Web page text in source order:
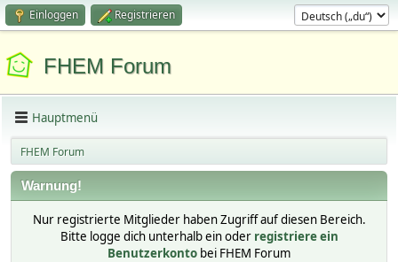
Einloggen Registrieren
FHEM Forum
Hauptmenü
FHEM Forum
Warnung!
Nur registrierte Mitglieder haben Zugriff auf diesen Bereich.
Bitte logge dich unterhalb ein oder registriere ein
Benutzerkonto bei FHEM Forum